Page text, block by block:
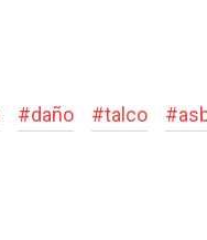
#daño #talco #